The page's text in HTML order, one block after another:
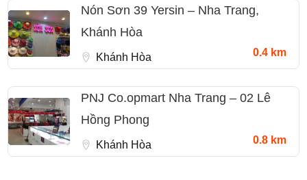
Nón Sơn 39 Yersin – Nha Trang,
Khánh Hòa
Khánh Hòa 0.4 km
PNJ Co.opmart Nha Trang – 02 Lê
Hồng Phong
Khánh Hòa 0.8 km